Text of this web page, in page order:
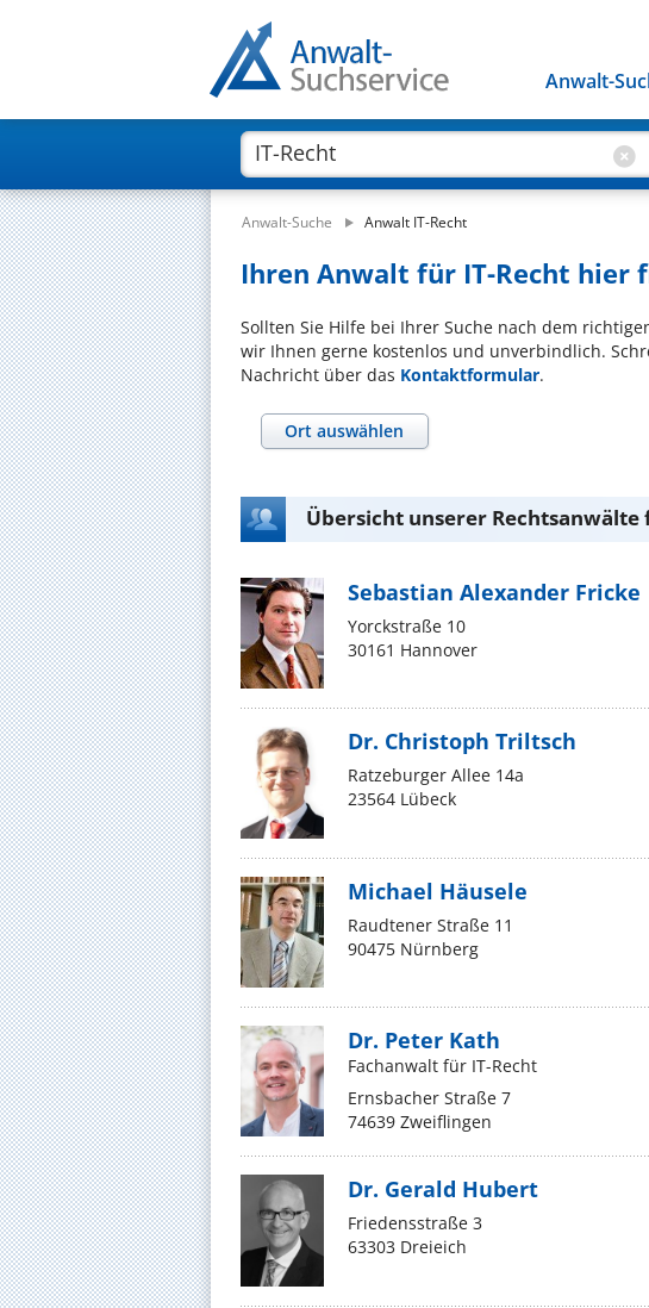
Anwalt-
Anwalt-Suche Anwalt IT-Recht
Ihren Anwalt für IT-Recht hier
Sollten Sie Hilfe bei Ihrer Suche nach dem
wir Ihnen gerne kostenlos und unverbindlich.
Nachricht über das Kontaktformular.
Ort auswählen
Übersicht unserer Rechtsanwälte
Sebastian Alexander Fricke
Yorckstraße 10
30161 Hannover
Dr. Christoph Triltsch
Ratzeburger Allee 14a
23564 Lübeck
Michael Häusele
Raudtener Straße 11
90475 Nürnberg
Dr. Peter Kath
Fachanwalt für IT-Recht
Ernsbacher Straße 7
74639 Zweiflingen
Dr. Gerald Hubert
Friedensstraße 3
63303 Dreieich